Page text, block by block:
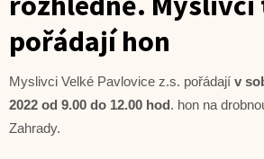
pořádají hon
Myslivci Velké Pavlovice z.s. pořádají v
2022 od 9.00 do 12.00 hod. hon na
Zahrady.